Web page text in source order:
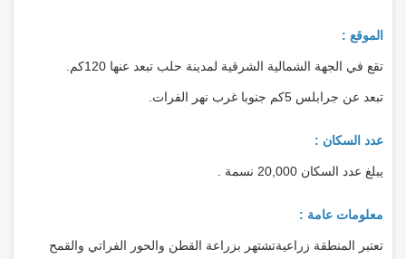
الموقع :
تقع في الجهة الشمالية الشرقية لمدينة حلب تبعد عنها 120كم.
تبعد عن جرابلس 5كم جنوبا غرب نهر الفرات.
عدد السكان :
يبلغ عدد السكان 20,000 نسمة .
معلومات عامة :
تعتبر المنطقة زراعيةتشتهر بزراعة القطن والحور الفراتي والقمح